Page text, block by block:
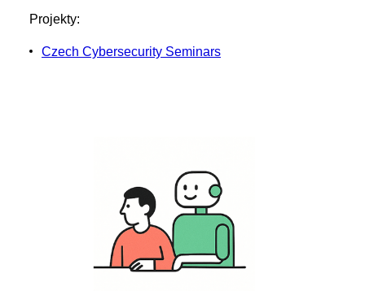
Projekty:
Czech Cybersecurity Seminars